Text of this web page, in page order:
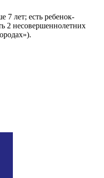
7 лет; есть ребенок-
2 несовершеннолетних